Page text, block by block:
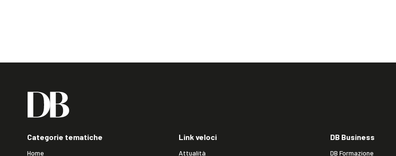
Categorie tematiche
Home
Link veloci
Attualità
DB Business
DB Formazione